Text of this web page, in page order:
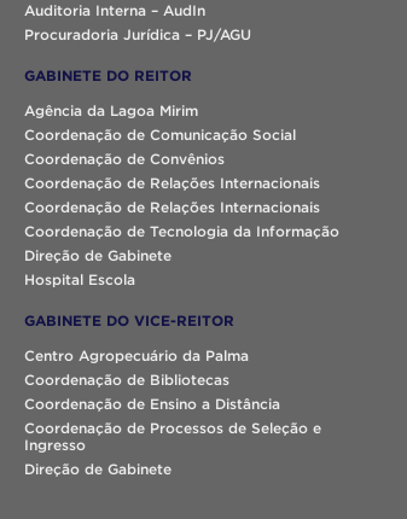
Auditoria Interna – AudIn
Procuradoria Jurídica – PJ/AGU
GABINETE DO REITOR
Agência da Lagoa Mirim
Coordenação de Comunicação Social
Coordenação de Convênios
Coordenação de Relações Internacionais
Coordenação de Relações Internacionais
Coordenação de Tecnologia da Informação
Direção de Gabinete
Hospital Escola
GABINETE DO VICE-REITOR
Centro Agropecuário da Palma
Coordenação de Bibliotecas
Coordenação de Ensino a Distância
Coordenação de Processos de Seleção e
Ingresso
Direção de Gabinete